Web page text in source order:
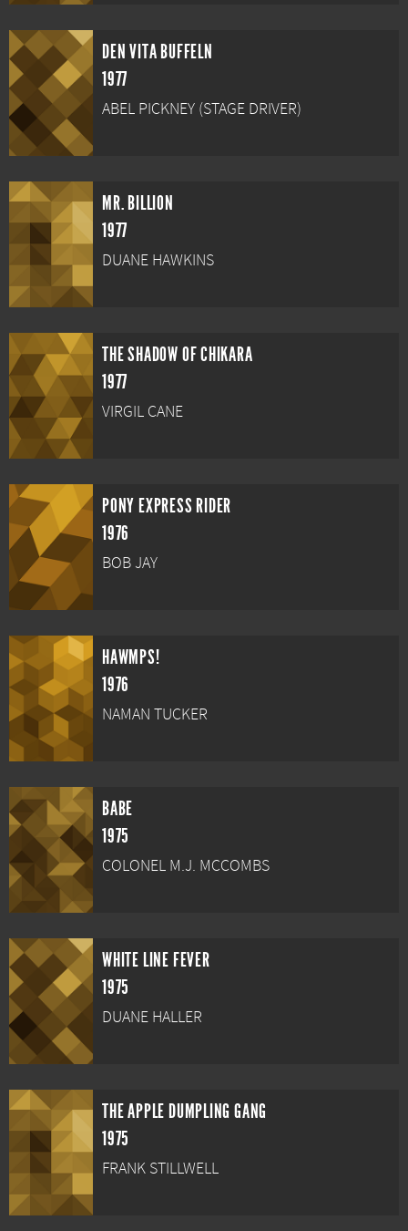
DEN VITA BUFFELN
1977
ABEL PICKNEY (STAGE DRIVER)
MR. BILLION
1977
DUANE HAWKINS
THE SHADOW OF CHIKARA
1977
VIRGIL CANE
PONY EXPRESS RIDER
1976
BOB JAY
HAWMPS!
1976
NAMAN TUCKER
BABE
1975
COLONEL M.J. MCCOMBS
WHITE LINE FEVER
1975
DUANE HALLER
THE APPLE DUMPLING GANG
1975
FRANK STILLWELL